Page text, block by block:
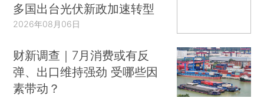
多国出台光伏新政加速转型
2026年08月06日
财新调查｜7月消费或有反
弹、出口维持强劲 受哪些因
素带动？